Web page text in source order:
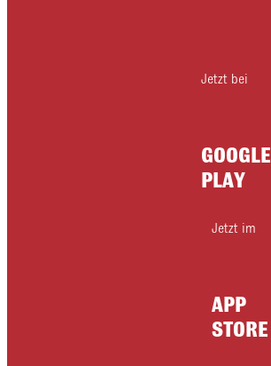
Jetzt bei
GOOGLE
PLAY
Jetzt im
APP
STORE